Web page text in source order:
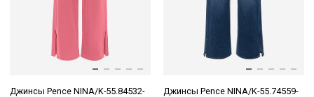
Джинсы Pence NINA/K-55.84532-
Джинсы Pence NINA/K-55.74559-